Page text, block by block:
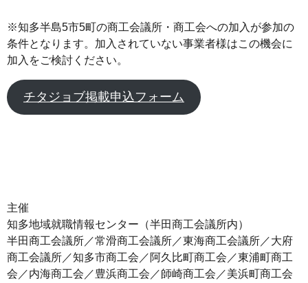
※知多半島5市5町の商工会議所・商工会への加入が参加の
条件となります。加入されていない事業者様はこの機会に
加入をご検討ください。
チタジョブ掲載申込フォーム
主催
知多地域就職情報センター（半田商工会議所内）
半田商工会議所／常滑商工会議所／東海商工会議所／大府
商工会議所／知多市商工会／阿久比町商工会／東浦町商工
会／内海商工会／豊浜商工会／師崎商工会／美浜町商工会